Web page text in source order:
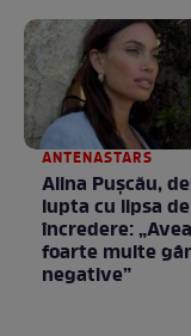
ANTENASTARS
Alina Pușcău,
lupta cu lipsa de
încredere:
foarte multe
negative”